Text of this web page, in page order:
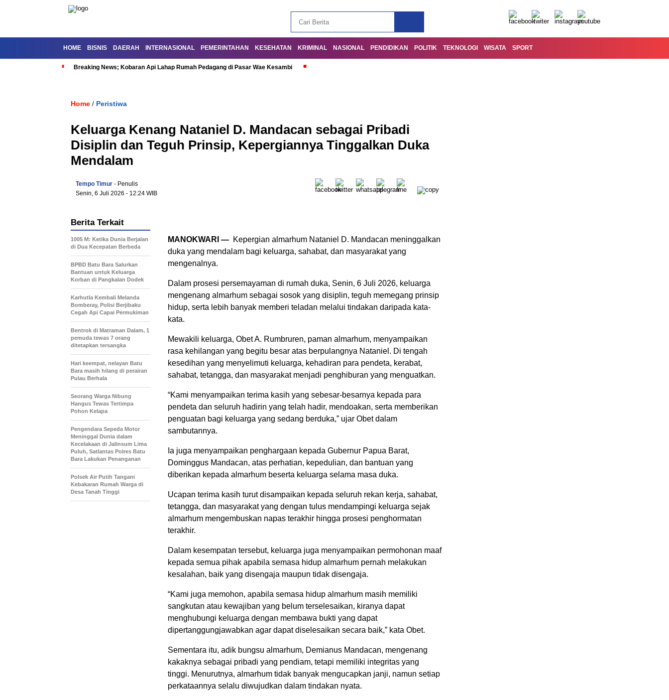
HOME BISNIS DAERAH INTERNASIONAL PEMERINTAHAN KESEHATAN KRIMINAL NASIONAL PENDIDIKAN POLITIK TEKNOLOGI WISATA SPORT
Breaking News; Kobaran Api Lahap Rumah Pedagang di Pasar Wae Kesambi
Home / Peristiwa
Keluarga Kenang Nataniel D. Mandacan sebagai Pribadi
Disiplin dan Teguh Prinsip, Kepergiannya Tinggalkan Duka
Mendalam
Tempo Timur - Penulis
Senin, 6 Juli 2026 - 12:24 WIB
MANOKWARI — Kepergian almarhum Nataniel D. Mandacan meninggalkan
duka yang mendalam bagi keluarga, sahabat, dan masyarakat yang
mengenalnya.
Dalam prosesi persemayaman di rumah duka, Senin, 6 Juli 2026, keluarga
mengenang almarhum sebagai sosok yang disiplin, teguh memegang prinsip
hidup, serta lebih banyak memberi teladan melalui tindakan daripada kata-
kata.
Mewakili keluarga, Obet A. Rumbruren, paman almarhum, menyampaikan
rasa kehilangan yang begitu besar atas berpulangnya Nataniel. Di tengah
kesedihan yang menyelimuti keluarga, kehadiran para pendeta, kerabat,
sahabat, tetangga, dan masyarakat menjadi penghiburan yang menguatkan.
“Kami menyampaikan terima kasih yang sebesar-besarnya kepada para
pendeta dan seluruh hadirin yang telah hadir, mendoakan, serta memberikan
penguatan bagi keluarga yang sedang berduka,” ujar Obet dalam
sambutannya.
Ia juga menyampaikan penghargaan kepada Gubernur Papua Barat,
Dominggus Mandacan, atas perhatian, kepedulian, dan bantuan yang
diberikan kepada almarhum beserta keluarga selama masa duka.
Ucapan terima kasih turut disampaikan kepada seluruh rekan kerja, sahabat,
tetangga, dan masyarakat yang dengan tulus mendampingi keluarga sejak
almarhum mengembuskan napas terakhir hingga prosesi penghormatan
terakhir.
Dalam kesempatan tersebut, keluarga juga menyampaikan permohonan maaf
kepada semua pihak apabila semasa hidup almarhum pernah melakukan
kesalahan, baik yang disengaja maupun tidak disengaja.
“Kami juga memohon, apabila semasa hidup almarhum masih memiliki
sangkutan atau kewajiban yang belum terselesaikan, kiranya dapat
menghubungi keluarga dengan membawa bukti yang dapat
dipertanggungjawabkan agar dapat diselesaikan secara baik,” kata Obet.
Sementara itu, adik bungsu almarhum, Demianus Mandacan, mengenang
kakaknya sebagai pribadi yang pendiam, tetapi memiliki integritas yang
tinggi. Menurutnya, almarhum tidak banyak mengucapkan janji, namun setiap
perkataannya selalu diwujudkan dalam tindakan nyata.
Berita Terkait
1005 M: Ketika Dunia Berjalan
di Dua Kecepatan Berbeda
BPBD Batu Bara Salurkan
Bantuan untuk Keluarga
Korban di Pangkalan Dodek
Karhutla Kembali Melanda
Bomberay, Polisi Berjibaku
Cegah Api Capai Permukiman
Bentrok di Matraman Dalam, 1
pemuda tewas 7 orang
ditetapkan tersangka
Hari keempat, nelayan Batu
Bara masih hilang di perairan
Pulau Berhala
Seorang Warga Nibung
Hangus Tewas Tertimpa
Pohon Kelapa
Pengendara Sepeda Motor
Meninggal Dunia dalam
Kecelakaan di Jalinsum Lima
Puluh, Satlantas Polres Batu
Bara Lakukan Penanganan
Polsek Air Putih Tangani
Kebakaran Rumah Warga di
Desa Tanah Tinggi